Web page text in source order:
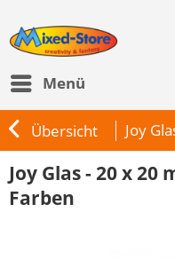
Menü
Übersicht Joy
Joy Glas - 20 x 20
Farben